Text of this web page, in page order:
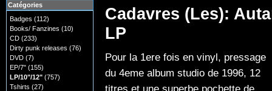
Cadavres (Les):
LP
Pour la 1ere fois en vinyl, pressage
du 4eme album studio de 1996, 12
Catégories
Badges (112)
Books/ Fanzines (10)
CD(233)
Dirty punk releases (76)
DVD(7)
EP/7"(155)
LP/10"/12"(757)
Tshirts (27)